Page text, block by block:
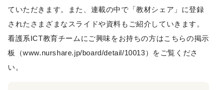
ていただきます。また、連載の中で「教材シェア」に登録
されたさまざまなスライドや資料もご紹介していきます。
看護系ICT教育チームにご興味をお持ちの方はこちらの掲示
板（www.nurshare.jp/board/detail/10013）をご覧くださ
い。